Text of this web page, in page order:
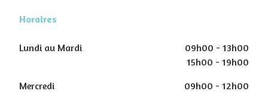
Horaires
Lundi au Mardi
09h00 - 13h00
15h00 - 19h00
Mercredi
09h00 - 12h00